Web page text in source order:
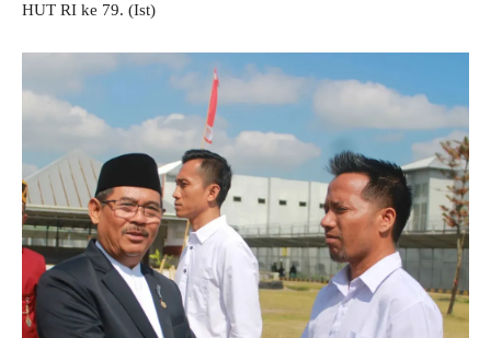
HUT RI ke 79. (Ist)